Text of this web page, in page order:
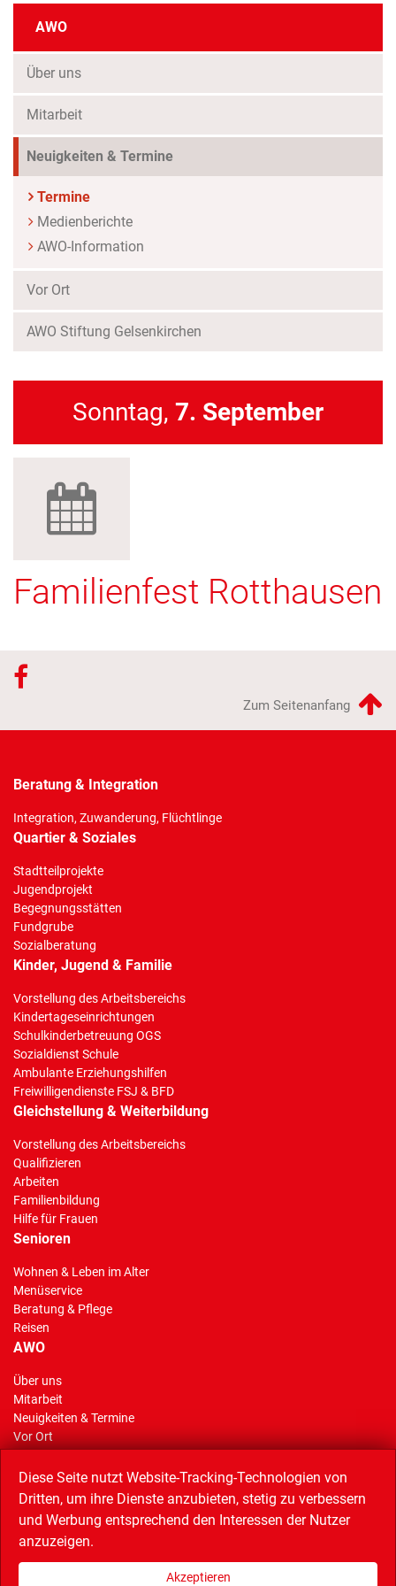
AWO
Über uns
Mitarbeit
Neuigkeiten & Termine
Termine
Medienberichte
AWO-Information
Vor Ort
AWO Stiftung Gelsenkirchen
Sonntag, 7. September
Familienfest Rotthausen
Zum Seitenanfang
Beratung & Integration
Integration, Zuwanderung, Flüchtlinge
Quartier & Soziales
Stadtteilprojekte
Jugendprojekt
Begegnungsstätten
Fundgrube
Sozialberatung
Kinder, Jugend & Familie
Vorstellung des Arbeitsbereichs
Kindertageseinrichtungen
Schulkinderbetreuung OGS
Sozialdienst Schule
Ambulante Erziehungshilfen
Freiwilligendienste FSJ & BFD
Gleichstellung & Weiterbildung
Vorstellung des Arbeitsbereichs
Qualifizieren
Arbeiten
Familienbildung
Hilfe für Frauen
Senioren
Wohnen & Leben im Alter
Menüservice
Beratung & Pflege
Reisen
AWO
Über uns
Mitarbeit
Neuigkeiten & Termine
Vor Ort
Reisen
Linkempfehlungen
AWO Service GmbH (Catering),
Diese Seite nutzt Website-Tracking-Technologien von
Dritten, um ihre Dienste anzubieten, stetig zu verbessern
und Werbung entsprechend den Interessen der Nutzer
anzuzeigen.
Akzeptieren